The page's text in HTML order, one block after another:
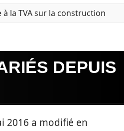
à la TVA sur la construction
DEPUIS
2016 a modifié en